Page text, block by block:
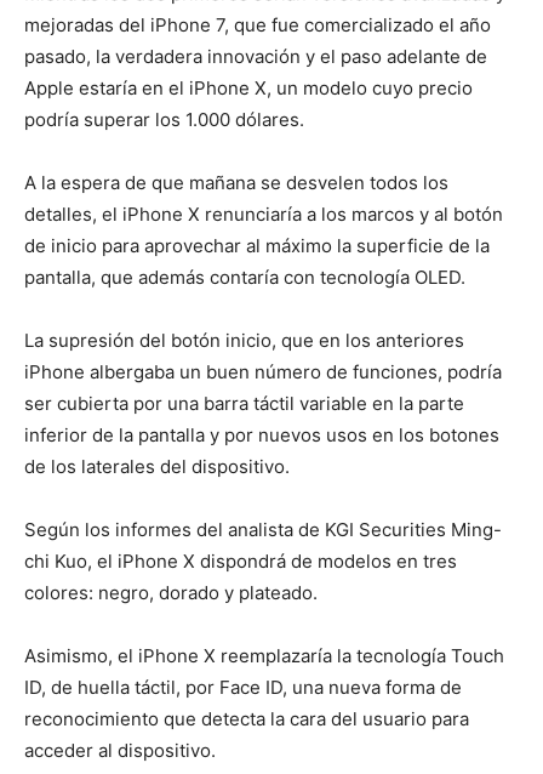
mejoradas del iPhone 7, que fue comercializado el año
pasado, la verdadera innovación y el paso adelante de
Apple estaría en el iPhone X, un modelo cuyo precio
podría superar los 1.000 dólares.
A la espera de que mañana se desvelen todos los
detalles, el iPhone X renunciaría a los marcos y al botón
de inicio para aprovechar al máximo la superficie de la
pantalla, que además contaría con tecnología OLED.
La supresión del botón inicio, que en los anteriores
iPhone albergaba un buen número de funciones, podría
ser cubierta por una barra táctil variable en la parte
inferior de la pantalla y por nuevos usos en los botones
de los laterales del dispositivo.
Según los informes del analista de KGI Securities Ming-
chi Kuo, el iPhone X dispondrá de modelos en tres
colores: negro, dorado y plateado.
Asimismo, el iPhone X reemplazaría la tecnología Touch
ID, de huella táctil, por Face ID, una nueva forma de
reconocimiento que detecta la cara del usuario para
acceder al dispositivo.